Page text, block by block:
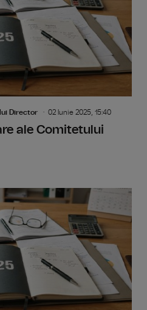
Director 02 Iunie 2025, 15:40
ale Comitetului